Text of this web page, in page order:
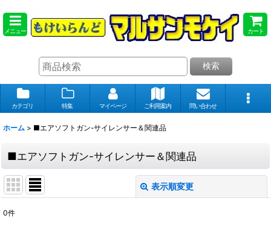
メニュー カート
検索
カテゴリ 特集 マイページ ご利用案内 問い合わせ
ホーム > ■エアソフトガン-サイレンサー＆関連品
■エアソフトガン-サイレンサー＆関連品
表示順変更
0件